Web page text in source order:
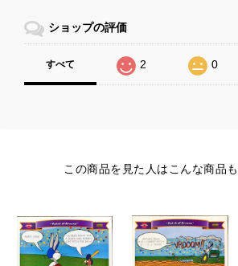
ショップの評価
すべて 2 0
この商品を見た人はこんな商品